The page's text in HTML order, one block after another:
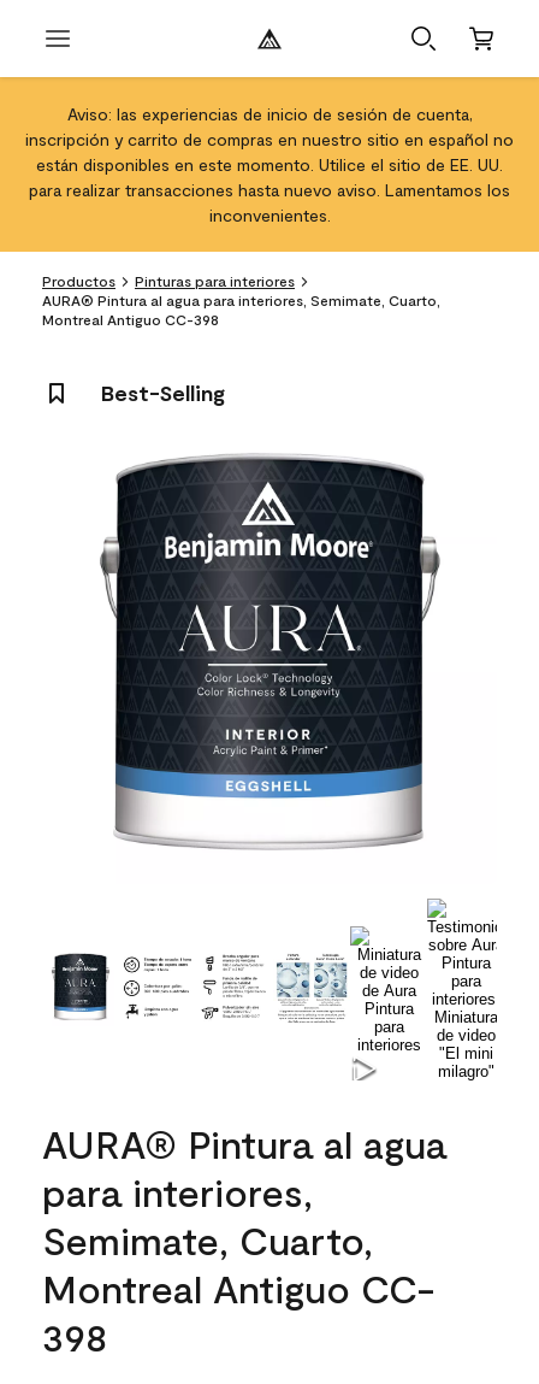
Aviso: las experiencias de inicio de sesión de cuenta,
inscripción y carrito de compras en nuestro sitio en español no
están disponibles en este momento. Utilice el sitio de EE. UU.
para realizar transacciones hasta nuevo aviso. Lamentamos los
inconvenientes.
Productos
Pinturas para interiores
AURA® Pintura al agua para interiores, Semimate, Cuarto,
Montreal Antiguo CC-398
Best-Selling
AURA® Pintura al agua
para interiores,
Semimate, Cuarto,
Montreal Antiguo CC-
398